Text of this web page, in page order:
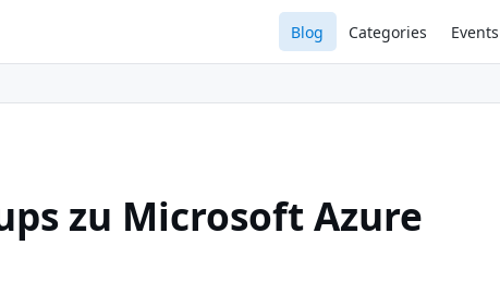
Blog Categories Events
zu Microsoft Azure